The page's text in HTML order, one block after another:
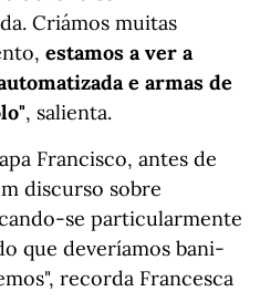
Criámos muitas
estamos a ver a
e armas de
, salienta.
Francisco, antes de
discurso sobre
se particularmente
que deveríamos bani-
recorda Francesca